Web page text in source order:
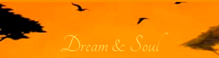
Dream & Soul